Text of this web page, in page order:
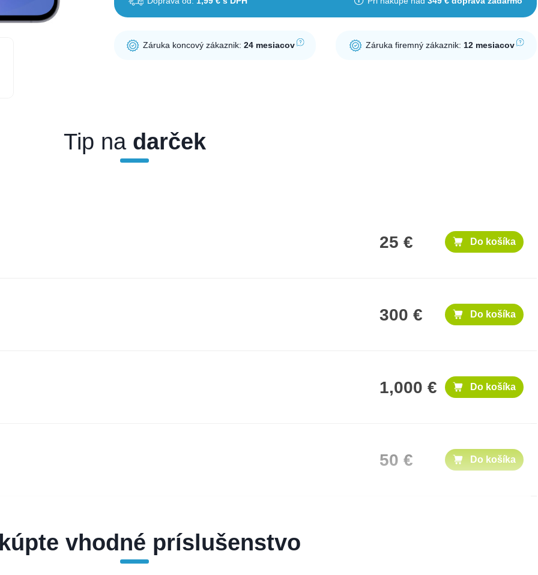
Záruka koncový zákaznik:24 mesiacov Záruka firemný zákaznik:12 mesiacov
Tip nadarček
25 € Do košíka
300 € Do košíka
1,000 € Do košíka
50 € Do košíka
vhodné príslušenstvo